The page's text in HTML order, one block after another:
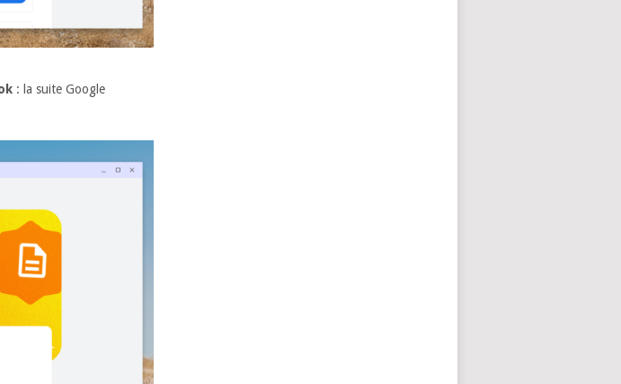
: la suite Google